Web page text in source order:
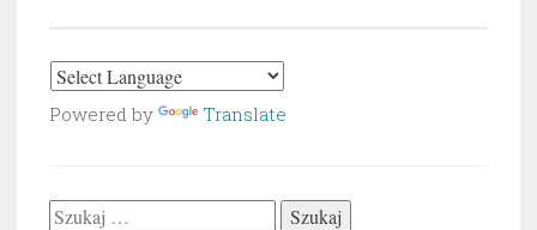
Powered by Translate
Szukaj: